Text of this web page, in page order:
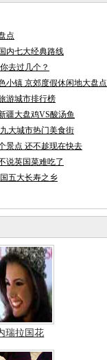
点
内七大经典路线
去过几个？
小镇 京郊度假休闲地大盘点
游城市排行榜
大盘鸡VS酸汤鱼
大城市热门美食街
景点 还不趁现在快去
说英国菜难吃了
五大长寿之乡
瑞拉国花